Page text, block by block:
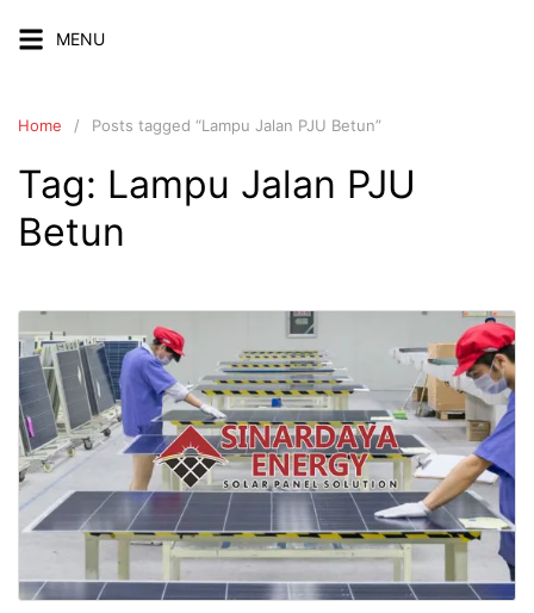
MENU
Home Posts tagged “Lampu Jalan PJU Betun”
Tag: Lampu Jalan PJU
Betun